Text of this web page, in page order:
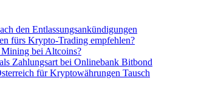
den Entlassungsankündigungen
fürs Krypto-Trading empfehlen?
bei Altcoins?
Zahlungsart bei Onlinebank Bitbond
für Kryptowährungen Tausch